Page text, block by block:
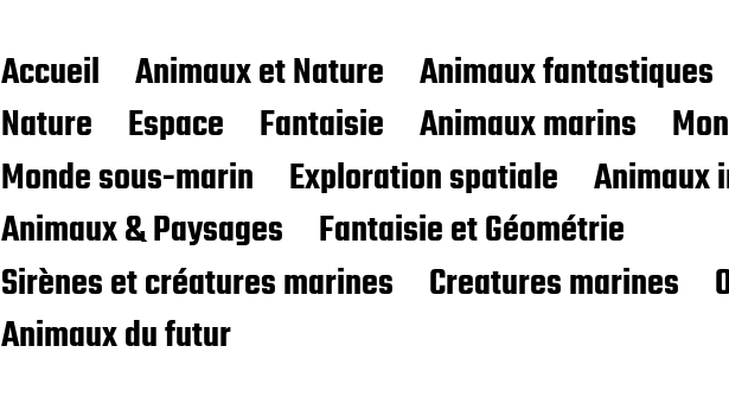
Accueil Animaux et Nature Animaux fantastiques
Nature
Espace Fantaisie Animaux marins
Monde sous-marin
Exploration spatiale
Animaux
Animaux & Paysages
Fantaisie et Géométrie
Sirènes et créatures marines
Creatures marines
Animaux du futur